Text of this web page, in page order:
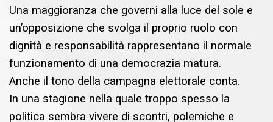
Una maggioranza che governi alla luce del sole e
un’opposizione che svolga il proprio ruolo con
dignità e responsabilità rappresentano il normale
funzionamento di una democrazia matura.
Anche il tono della campagna elettorale conta.
In una stagione nella quale troppo spesso la
politica sembra vivere di scontri, polemiche e